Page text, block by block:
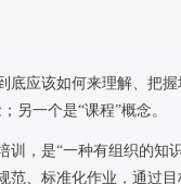
底应该如何来理解、把
另一个是“课程”概念。
训，是“一种有组织的知
范、标准化作业，通过